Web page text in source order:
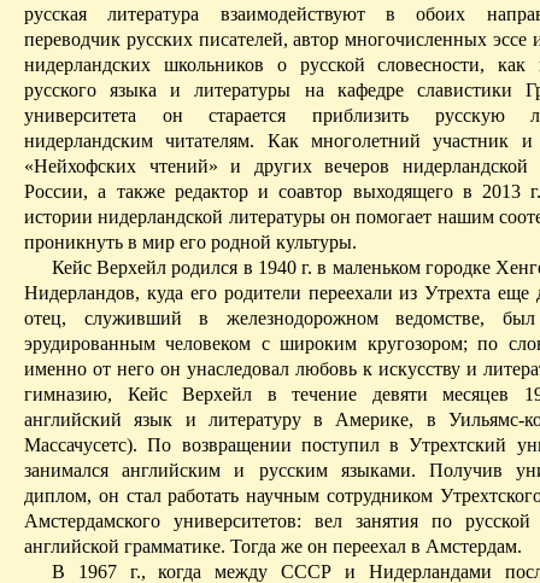
русская литература взаимодействуют в обоих
переводчик русских писателей, автор многочисленных эссе
нидерланд­ских школьников о русской словесности, как
русского языка и литературы на кафедре славистики
университета он старается приблизить русскую
нидерландским читателям. Как многолетний участник и
«Нейхофских чтений» и других вечеров нидерландской
России, а также редактор и соавтор выходящего в 2013
истории нидерландской литературы он помогает нашим
проникнуть в мир его родной культуры.
Кейс Верхейлродился в 1940 г. в маленьком городке
Нидерландов, куда его родители переехали из Утрехта
отец, служивший в железнодорожном ведомстве, был
эрудированным человеком с широким кругозором; по
именно от него он унаследовал любовь к искусству и
гимназию, КейсВерхейл в течение девяти месяцев
английский язык и литературу в Америке, в Уильямс-
Массачусетс). По возвращении поступил вУтрех­тский
занимался английским и русским языками. Получив
диплом, он стал работать научным сотрудником
Амстердамского университетов: вел занятия по
английской грамматике. Тогда же он переехал в Амстердам.
В 1967 г., когда между СССР и Нидерландами